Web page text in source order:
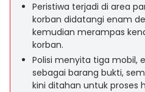
Peristiwa terjadi di area
korban didatangi enam
kemudian merampas
korban.
Polisi menyita tiga mobil,
sebagai barang bukti,
kini ditahan untuk proses